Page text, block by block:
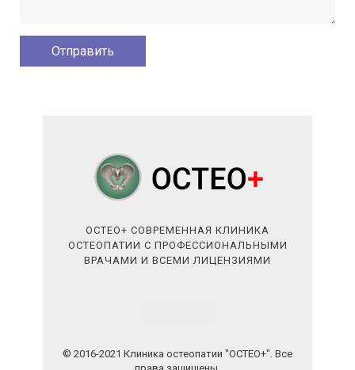
ОСТЕО+ СОВРЕМЕННАЯ КЛИНИКА
ОСТЕОПАТИИ С ПРОФЕССИОНАЛЬНЫМИ
ВРАЧАМИ И ВСЕМИ ЛИЦЕНЗИЯМИ
© 2016-2021 Клиника остеопатии "ОСТЕО+". Все